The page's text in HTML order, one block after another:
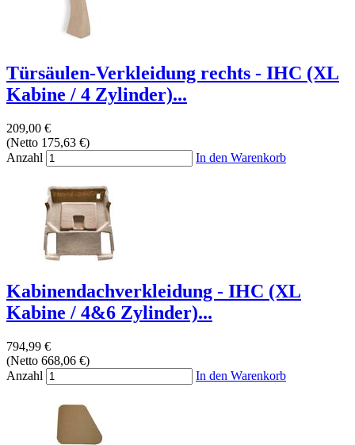
Türsäulen-Verkleidung rechts - IHC (XL
Kabine / 4 Zylinder)...
209,00 €
(Netto 175,63 €)
Anzahl
In den Warenkorb
Kabinendachverkleidung - IHC (XL
Kabine / 4&6 Zylinder)...
794,99 €
(Netto 668,06 €)
Anzahl
In den Warenkorb